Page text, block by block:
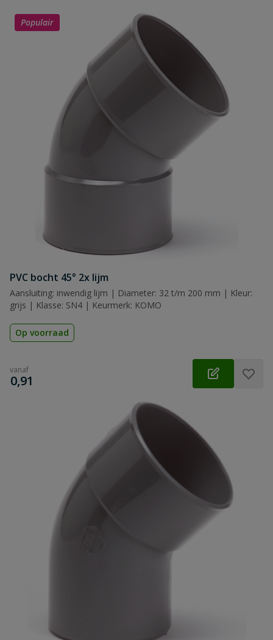
Populair
PVC bocht 45° 2x lijm
Aansluiting: inwendig lijm | Diameter: 32 t/m 200 mm | Kleur:
grijs | Klasse: SN4 | Keurmerk: KOMO
Op voorraad
vanaf
€
0,91